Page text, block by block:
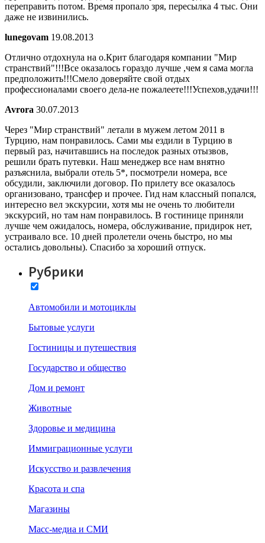
переправить потом. Время пропало зря, пересылка 4 тыс. Они
даже не извинились.
lunegovam 19.08.2013
Отлично отдохнула на о.Крит благодаря компании "Мир
странствий"!!!Все оказалось гораздо лучше ,чем я сама могла
предположить!!!Смело доверяйте свой отдых
профессионалами своего дела-не пожалеете!!!Успехов,удачи!!!
Avrora 30.07.2013
Через "Мир странствий" летали в мужем летом 2011 в
Турцию, нам понравилось. Сами мы ездили в Турцию в
первый раз, начитавшись на последок разных отызвов,
решили брать путевки. Наш менеджер все нам внятно
разъяснила, выбрали отель 5*, посмотрели номера, все
обсудили, заключили договор. По прилету все оказалось
организовано, трансфер и прочее. Гид нам классный попался,
интересно вел экскурсии, хотя мы не очень то любители
экскурсий, но там нам понравилось. В гостинице приняли
лучше чем ожидалось, номера, обслуживание, придирок нет,
устраивало все. 10 дней пролетели очень быстро, но мы
остались довольны). Спасибо за хороший отпуск.
Рубрики
Автомобили и мотоциклы
Бытовые услуги
Гостиницы и путешествия
Государство и общество
Дом и ремонт
Животные
Здоровье и медицина
Иммиграционные услуги
Искусство и развлечения
Красота и спа
Магазины
Масс-медиа и СМИ